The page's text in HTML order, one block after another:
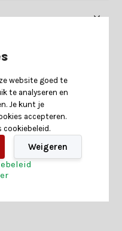
recent bekeken
website goed te
te analyseren en
Je kunt je
accepteren.
cookiebeleid.
Weigeren